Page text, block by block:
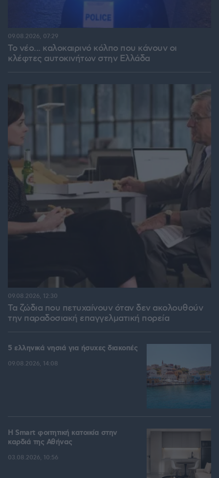
Το νέο... καλοκαιρινό κόλπο που κάνουν οι
κλέφτες αυτοκινήτων στην Ελλάδα
09.08.2026, 07:29
Τα ζώδια που πετυχαίνουν όταν δεν ακολουθούν
την παραδοσιακή επαγγελματική πορεία
09.08.2026, 12:30
5 ελληνικά νησιά για ήσυχες διακοπές
09.08.2026, 14:08
Η Smart φοιτητική κατοικία στην
καρδιά της Αθήνας
03.08.2026, 10:56